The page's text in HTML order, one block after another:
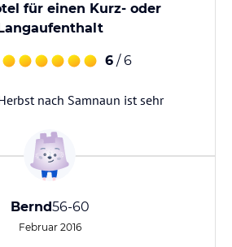
für einen Kurz- oder
6 / 6
nach Samnaun ist sehr
Bernd56-60
Februar 2016